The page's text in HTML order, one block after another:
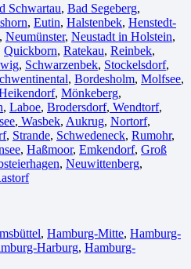
Schwartau, Bad Segeberg,
, Eutin, Halstenbek, Henstedt-
, Neumünster, Neustadt in Holstein,
Quickborn, Ratekau, Reinbek,
, Schwarzenbek, Stockelsdorf,
, Bordesholm, Molfsee,
, Mönkeberg,
, Laboe, Brodersdorf, Wendtorf,
, Wasbek, Aukrug, Nortorf,
, Strande, Schwedeneck, Rumohr,
, Haßmoor, Emkendorf, Groß
, Neuwittenberg,
, Hamburg-Mitte, Hamburg-
Harburg, Hamburg-